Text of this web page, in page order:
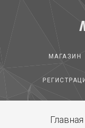
МАГАЗИН
Главная